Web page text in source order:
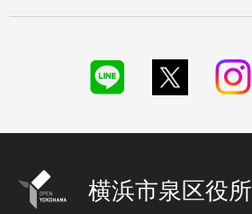
横浜市泉区役所